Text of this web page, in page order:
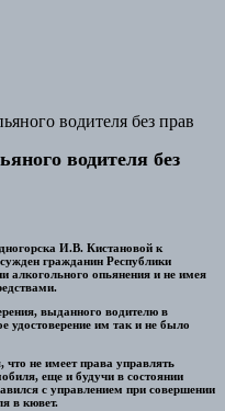
водителя без прав
водителя без
И.В. Кистановой к
гражданин Республики
алкогольного опьянения и не имея
выданного водителю в
удостоверение им так и не было
не имеет права управлять
еще и будучи в состоянии
с управлением при совершении
в кювет.